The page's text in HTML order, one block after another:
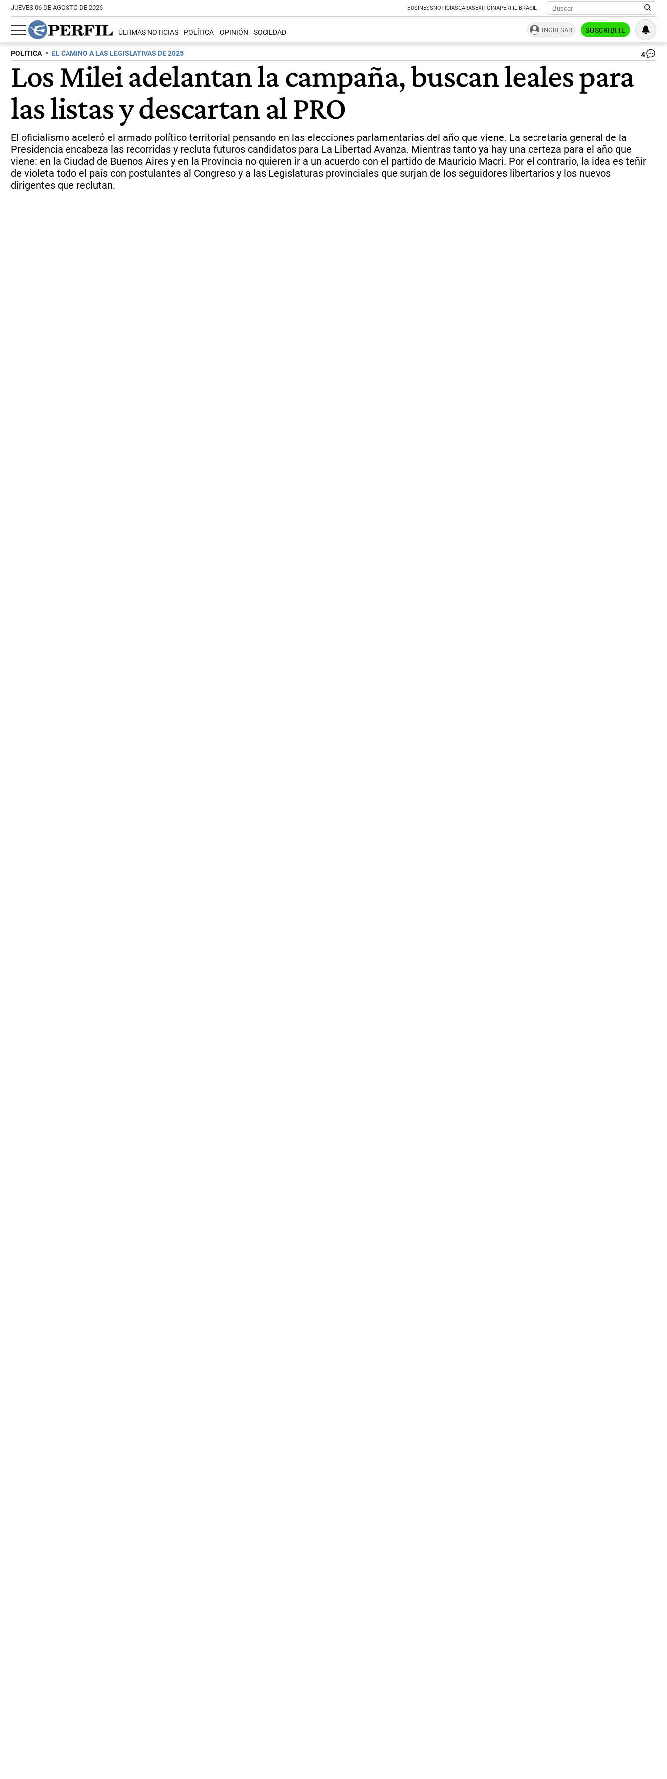
JUEVES 06 DE AGOSTO DE 2026 BUSINESSNOTICIASCARASEXITOÍNAPERFIL BRASIL
ÚLTIMAS NOTICIAS POLÍTICA OPINIÓN SOCIEDAD INGRESAR SUSCRIBITE
POLITICA EL CAMINO A LAS LEGISLATIVAS DE 2025 4
Los Milei adelantan la campaña, buscan leales para
las listas y descartan al PRO
El oficialismo aceleró el armado político territorial pensando en las elecciones parlamentarias del año que viene. La secretaria general de la
Presidencia encabeza las recorridas y recluta futuros candidatos para La Libertad Avanza. Mientras tanto ya hay una certeza para el año que
viene: en la Ciudad de Buenos Aires y en la Provincia no quieren ir a un acuerdo con el partido de Mauricio Macri. Por el contrario, la idea es teñir
de violeta todo el país con postulantes al Congreso y a las Legislaturas provinciales que surjan de los seguidores libertarios y los nuevos
dirigentes que reclutan.